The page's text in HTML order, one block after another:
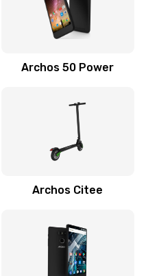
Archos 50 Power
Archos Citee